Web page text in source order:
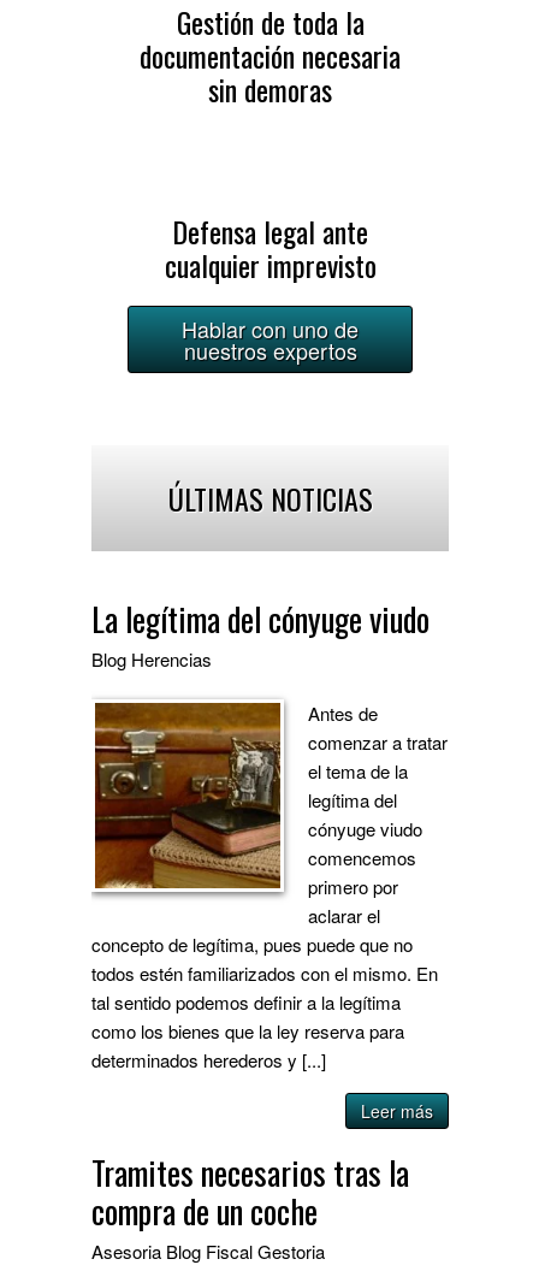
Gestión de toda la
documentación necesaria
sin demoras
Defensa legal ante
cualquier imprevisto
Hablar con uno de
nuestros expertos
ÚLTIMAS NOTICIAS
La legítima del cónyuge viudo
Blog Herencias
Antes de
comenzar a tratar
el tema de la
legítima del
cónyuge viudo
comencemos
primero por
aclarar el
concepto de legítima, pues puede que no
todos estén familiarizados con el mismo. En
tal sentido podemos definir a la legítima
como los bienes que la ley reserva para
determinados herederos y [...]
Leer más
Tramites necesarios tras la
compra de un coche
Asesoria Blog FiscalGestoria